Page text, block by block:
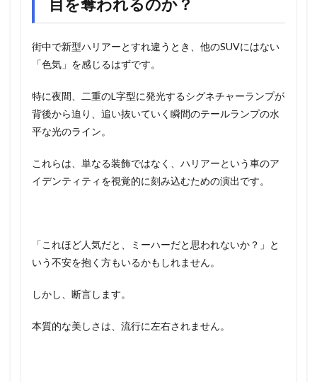
目を奪われるのか？
街中で新型ハリアーとすれ違うとき、他のSUVにはない
「色気」を感じるはずです。
特に夜間、二重のL字型に発光するシグネチャーランプが
背後から迫り、追い抜いていく瞬間のテールランプの水
平な光のライン。
これらは、単なる装飾ではなく、ハリアーという車のア
イデンティティを視覚的に刻み込むための演出です。
「これほど人気だと、ミーハーだと思われないか？」と
いう不安を抱く方もいるかもしれません。
しかし、断言します。
本質的な美しさは、流行に左右されません。